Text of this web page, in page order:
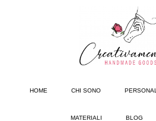
HOME CHI SONO
MATERIALI BLOG